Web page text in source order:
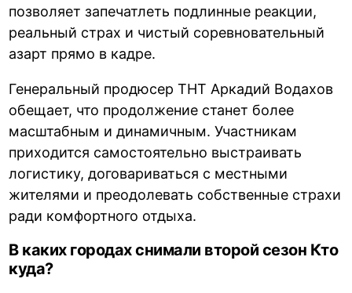
позволяет запечатлеть подлинные реакции,
реальный страх и чистый соревновательный
азарт прямо в кадре.
Генеральный продюсер ТНТ Аркадий Водахов
обещает, что продолжение станет более
масштабным и динамичным. Участникам
приходится самостоятельно выстраивать
логистику, договариваться с местными
жителями и преодолевать собственные страхи
ради комфортного отдыха.
В каких городах снимали второй сезон Кто
куда?